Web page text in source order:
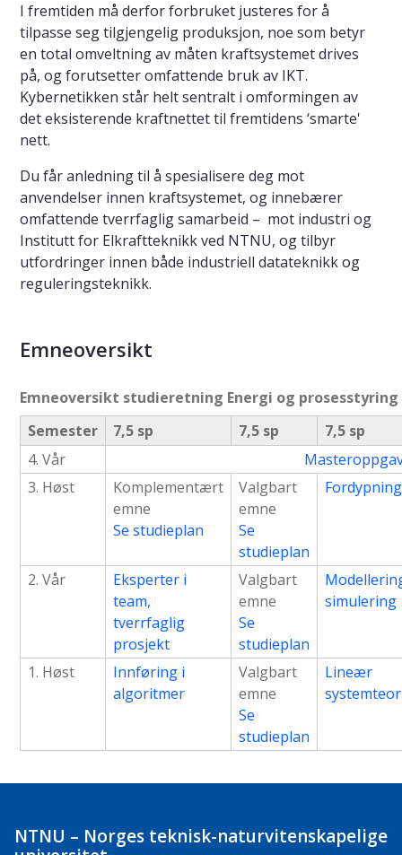
I fremtiden må derfor forbruket justeres for å
tilpasse seg tilgjengelig produksjon, noe som betyr
en total omveltning av måten kraftsystemet drives
på, og forutsetter omfattende bruk av IKT.
Kybernetikken står helt sentralt i omformingen av
det eksisterende kraftnettet til fremtidens ‘smarte'
nett.
Du får anledning til å spesialisere deg mot
anvendelser innen kraftsystemet, og innebærer
omfattende tverrfaglig samarbeid – mot industri og
Institutt for Elkraftteknikk ved NTNU, og tilbyr
utfordringer innen både industriell datateknikk og
reguleringsteknikk.
Emneoversikt
Semester 7,5 sp 7,5 sp
7,5 sp
4. Vår
3. Høst
Komplementært
emne
Se studieplan
Valgbart
emne
Se
studieplan
2. Vår
Eksperter i
team,
tverrfaglig
prosjekt
Valgbart
emne
Se
studieplan
simulering
1. Høst
Innføring i
algoritmer
Valgbart
emne
Se
studieplan
Lineær
Emneoversikt studieretning Energi og prosesstyring
NTNU – Norges teknisk-naturvitenskapelige